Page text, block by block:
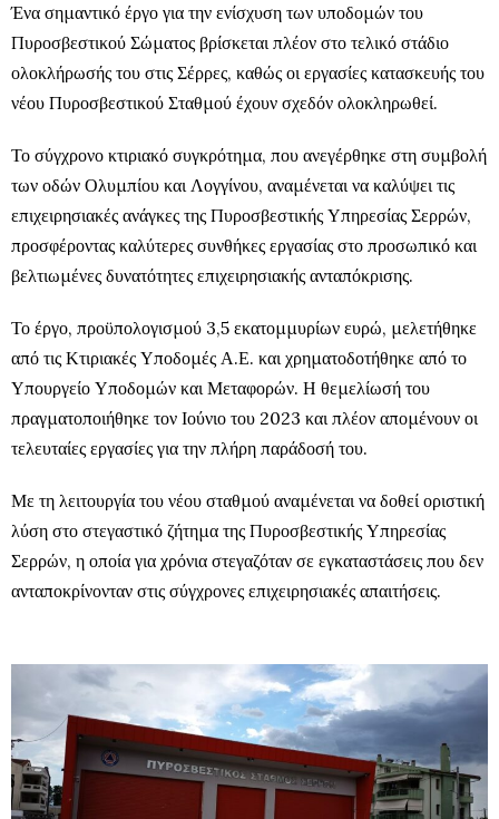
Ένα σημαντικό έργο για την ενίσχυση των υποδομών του
Πυροσβεστικού Σώματος βρίσκεται πλέον στο τελικό στάδιο
ολοκλήρωσής του στις Σέρρες, καθώς οι εργασίες κατασκευής του
νέου Πυροσβεστικού Σταθμού έχουν σχεδόν ολοκληρωθεί.
Το σύγχρονο κτιριακό συγκρότημα, που ανεγέρθηκε στη συμβολή
των οδών Ολυμπίου και Λογγίνου, αναμένεται να καλύψει τις
επιχειρησιακές ανάγκες της Πυροσβεστικής Υπηρεσίας Σερρών,
προσφέροντας καλύτερες συνθήκες εργασίας στο προσωπικό και
βελτιωμένες δυνατότητες επιχειρησιακής ανταπόκρισης.
Το έργο, προϋπολογισμού 3,5 εκατομμυρίων ευρώ, μελετήθηκε
από τις Κτιριακές Υποδομές Α.Ε. και χρηματοδοτήθηκε από το
Υπουργείο Υποδομών και Μεταφορών. Η θεμελίωσή του
πραγματοποιήθηκε τον Ιούνιο του 2023 και πλέον απομένουν οι
τελευταίες εργασίες για την πλήρη παράδοσή του.
Με τη λειτουργία του νέου σταθμού αναμένεται να δοθεί οριστική
λύση στο στεγαστικό ζήτημα της Πυροσβεστικής Υπηρεσίας
Σερρών, η οποία για χρόνια στεγαζόταν σε εγκαταστάσεις που δεν
ανταποκρίνονταν στις σύγχρονες επιχειρησιακές απαιτήσεις.